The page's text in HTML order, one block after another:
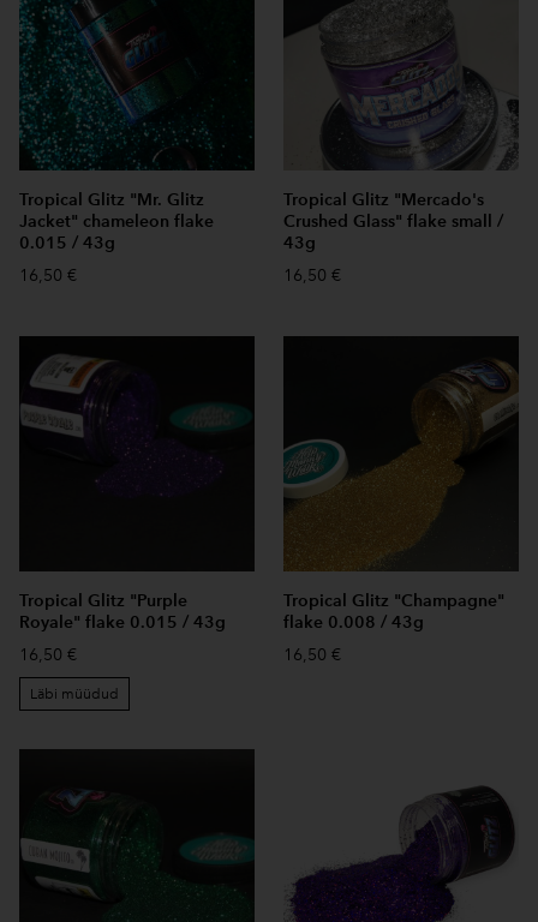
Tropical Glitz "Mr. Glitz
Jacket" chameleon flake
0.015 / 43g
16,50 €
Tropical Glitz "Mercado's
Crushed Glass" flake small /
43g
16,50 €
Tropical Glitz "Purple
Royale" flake 0.015 / 43g
16,50 €
Läbi müüdud
Tropical Glitz "Champagne"
flake 0.008 / 43g
16,50 €